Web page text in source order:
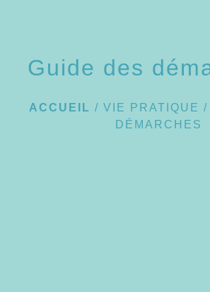
Guide des
ACCUEIL / VIE PRATIQUE /
DÉMARCHES